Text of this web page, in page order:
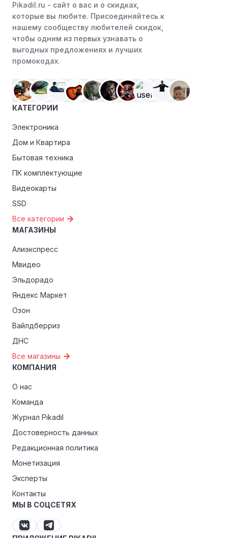
Pikadil.ru - cайт о вас и о скидках,
которые вы любите. Присоединяйтесь к
нашему сообществу любителей скидок,
чтобы одним из первых узнавать о
выгодных предложениях и лучших
промокодах.
КАТЕГОРИИ
Электроника
Дом и Квартира
Бытовая техника
ПК комплектующие
Видеокарты
SSD
Все категории
МАГАЗИНЫ
Алиэкспресс
Мвидео
Эльдорадо
Яндекс Маркет
Озон
Вайлдберриз
ДНС
Все магазины
КОМПАНИЯ
О нас
Команда
Журнал Pikadil
Достоверность данных
Редакционная политика
Монетизация
Эксперты
Контакты
МЫ В СОЦСЕТЯХ